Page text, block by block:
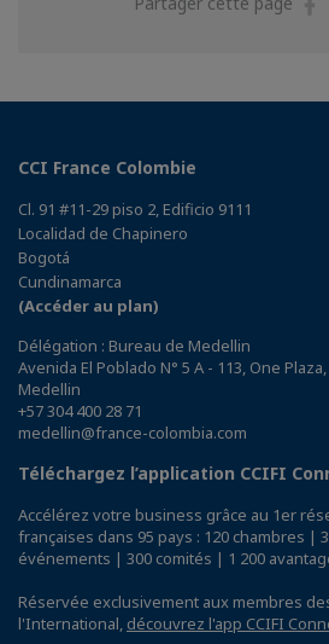
CCI France Colombie
Cl. 91 #11-29 piso 2, Edificio 9111
Localidad de Chapinero
Bogotá
Cundinamarca
(Accéder au plan)
Délégation : Bureau de Medellin
Avenida El Poblado N° 5 A - 113, One
Medellin
+57 304 400 28 71
medellin@france-colombia.com
Téléchargez l’application CCIFI
Accélérez votre business grâce au 1er
françaises dans 95 pays : 120 chambres |
événements | 300 comités | 1 200
Réservée exclusivement aux membres
l'International, découvrez l'app CCIFI